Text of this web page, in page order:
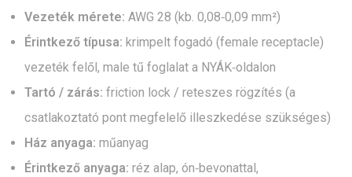
Vezeték mérete: AWG 28 (kb. 0,08‑0,09 mm²)
Érintkező típusa: krimpelt fogadó (female receptacle)
vezeték felől, male tű foglalat a NYÁK‑oldalon
Tartó / zárás: friction lock / reteszes rögzítés (a
csatlakoztató pont megfelelő illeszkedése szükséges)
Ház anyaga: műanyag
Érintkező anyaga: réz alap, ón‑bevonattal,